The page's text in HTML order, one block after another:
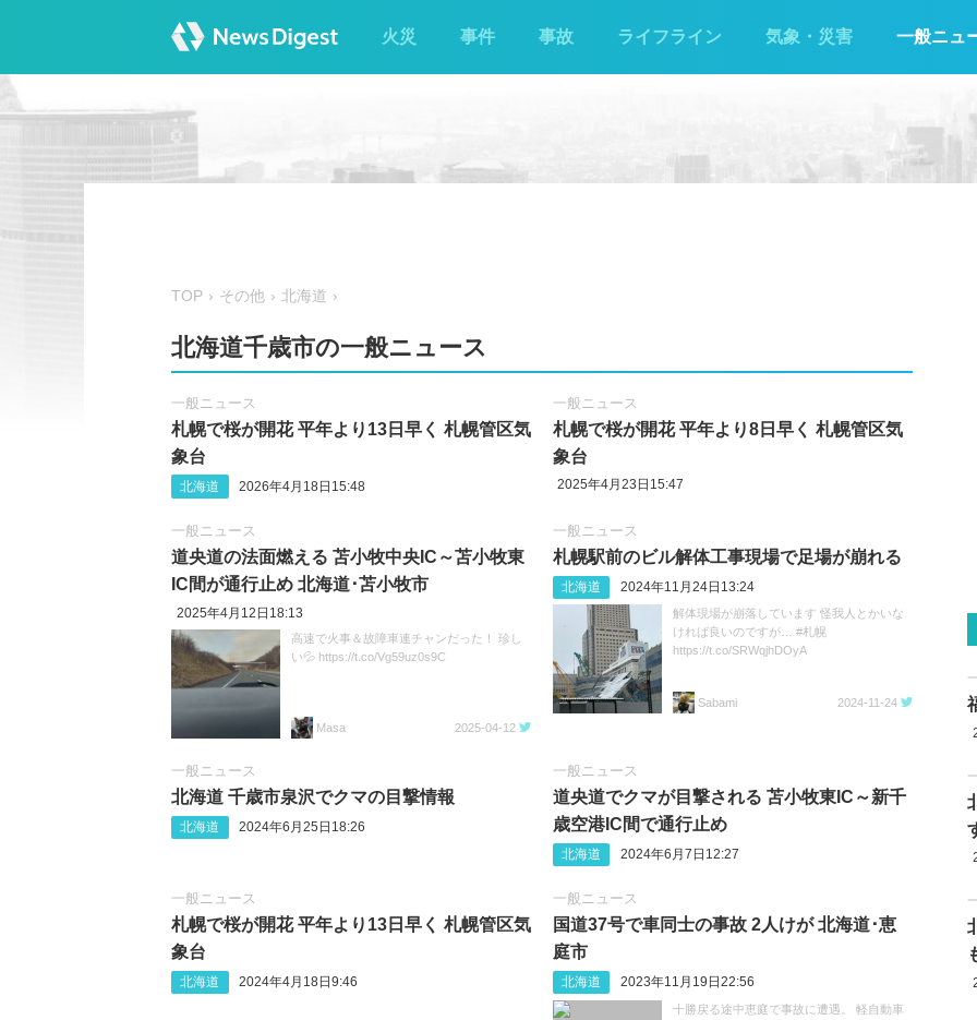
火災 事件 事故 ライフライン 気象・災害 一般ニュ
TOP その他 北海道
北海道千歳市の一般ニュース
一般ニュース
札幌で桜が開花 平年より13日早く 札幌管区気
象台
北海道 2026年4月18日15:48
一般ニュース
札幌で桜が開花 平年より8日早く 札幌管区気
象台
2025年4月23日15:47
一般ニュース
道央道の法面燃える 苫小牧中央IC～苫小牧東
IC間が通行止め 北海道･苫小牧市
2025年4月12日18:13
高速で火事＆故障車連チャンだった！ 珍し
い💦 https://t.co/Vg59uz0s9C
Masa 2025-04-12
一般ニュース
札幌駅前のビル解体工事現場で足場が崩れる
北海道 2024年11月24日13:24
解体現場が崩落しています 怪我人とかいな
ければ良いのですが… #札幌
https://t.co/SRWqjhDOyA
Sabami 2024-11-24
一般ニュース
北海道 千歳市泉沢でクマの目撃情報
北海道 2024年6月25日18:26
一般ニュース
道央道でクマが目撃される 苫小牧東IC～新千
歳空港IC間で通行止め
北海道 2024年6月7日12:27
一般ニュース
札幌で桜が開花 平年より13日早く 札幌管区気
象台
北海道 2024年4月18日9:46
一般ニュース
国道37号で車同士の事故 2人けが 北海道･恵
庭市
北海道 2023年11月19日22:56
十勝戻る途中恵庭で事故に遭遇。 軽自動車